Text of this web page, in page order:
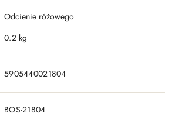
Odcienie różowego
0.2 kg
5905440021804
BOS-21804